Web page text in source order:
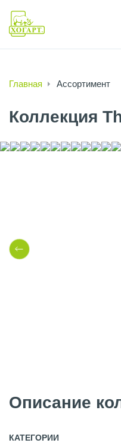
Главная Ассортимент
Коллекция
Описание
КАТЕГОРИИ